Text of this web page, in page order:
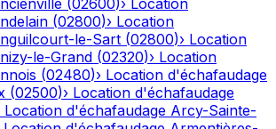
(02600)› Location
(02800)› Location
le-Sart (02800)› Location
le-Grand (02320)› Location
(02480)› Location d'échafaudage
(02500)› Location d'échafaudage
Location d'échafaudage Arcy-Sainte-